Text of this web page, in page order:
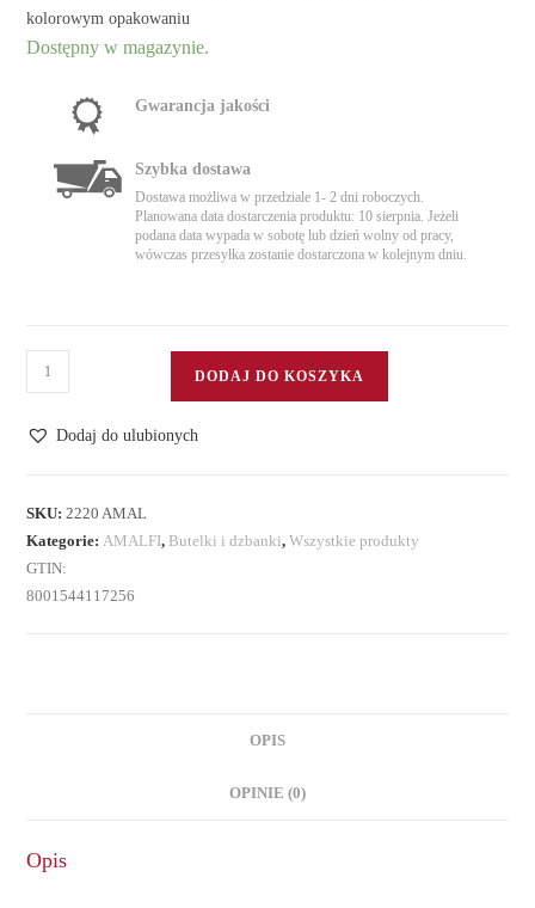
kolorowym opakowaniu
Dostępny w magazynie.
Gwarancja jakości
Szybka dostawa
Dostawa możliwa w przedziale 1- 2 dni roboczych.
Planowana data dostarczenia produktu: 10 sierpnia. Jeżeli
podana data wypada w sobotę lub dzień wolny od pracy,
wówczas przesyłka zostanie dostarczona w kolejnym dniu.
ilość
Dzbanek
na
DODAJ DO KOSZYKA
Dodaj do ulubionych
SKU:2220 AMAL
Kategorie:AMALFI, Butelki i dzbanki,Wszystkie produkty
GTIN:
8001544117256
OPIS
OPINIE (0)
Opis